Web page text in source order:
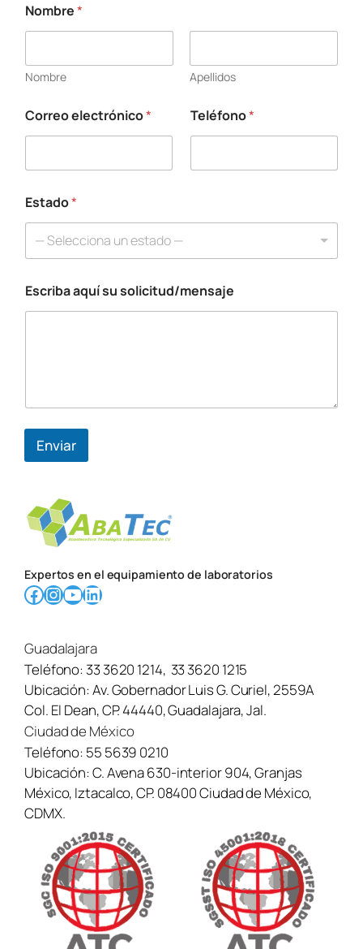
Nombre*
Nombre Apellidos
E
s
r
b
u
a
q
Correo electrónico* Teléfono*
Estado*
— Selecciona un estado —
Escriba aquí su solicitud/mensaje
Enviar
Expertos en el equipamiento de laboratorios
Facebook InstagramYouTube LinkedIn
Guadalajara
Teléfono:33 3620 1214, 33 3620 1215
Ubicación:Av. Gobernador Luis G. Curiel, 2559A
Col. El Dean, CP. 44440, Guadalajara, Jal.
Ciudad de México
Teléfono: 55 5639 0210
Ubicación:C. Avena 630-interior 904, Granjas
México, Iztacalco, CP. 08400 Ciudad de México,
CDMX.